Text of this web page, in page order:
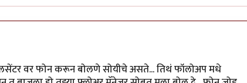
वर फोन करून बोलणे सोयीचे असते... तिथं फॉलोअप मधे